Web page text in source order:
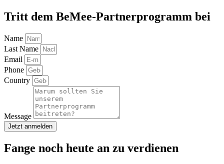
Tritt dem BeMee-Partnerprogramm bei
Name
Last Name
Email
Phone
Country
Message
Jetzt anmelden
Fange noch heute an zu verdienen